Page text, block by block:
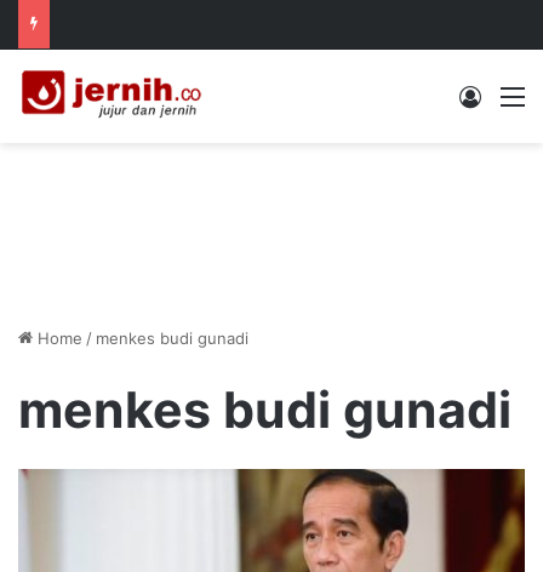
Log In
Home / menkes budi gunadi
menkes budi gunadi